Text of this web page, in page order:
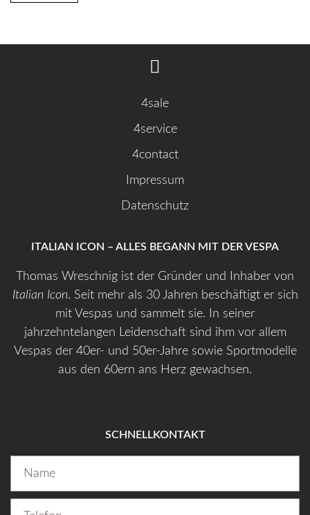
4sale
4service
4contact
Impressum
Datenschutz
ITALIAN ICON – ALLES BEGANN MIT DER VESPA
Thomas Wreschnig ist der Gründer und Inhaber von
Italian Icon. Seit mehr als 30 Jahren beschäftigt er sich
mit Vespas und sammelt sie. In seiner
jahrzehntelangen Leidenschaft sind ihm vor allem
Vespas der 40er- und 50er-Jahre sowie Sportmodelle
aus den 60ern ans Herz gewachsen.
SCHNELLKONTAKT